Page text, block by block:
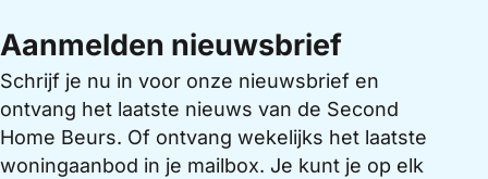
Aanmelden nieuwsbrief
Schrijf je nu in voor onze nieuwsbrief en
ontvang het laatste nieuws van de Second
Home Beurs. Of ontvang wekelijks het laatste
woningaanbod in je mailbox. Je kunt je op elk